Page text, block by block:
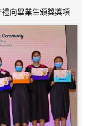
向畢業生頒獎獎項